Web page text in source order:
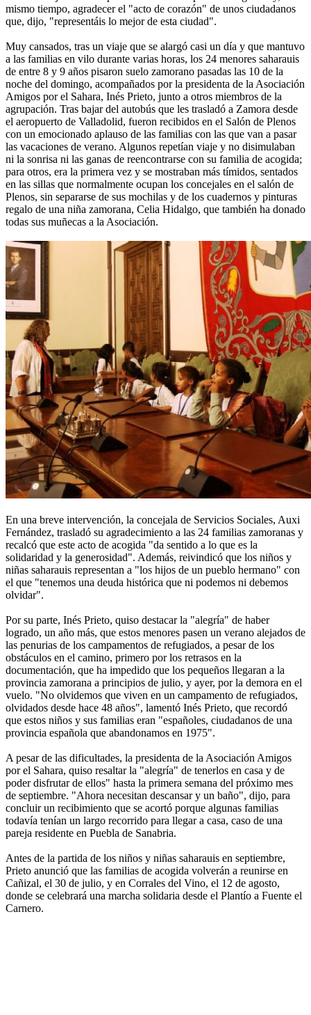
mismo tiempo, agradecer el "acto de corazón" de unos ciudadanos
que, dijo, "representáis lo mejor de esta ciudad".
Muy cansados, tras un viaje que se alargó casi un día y que mantuvo
a las familias en vilo durante varias horas, los 24 menores saharauis
de entre 8 y 9 años pisaron suelo zamorano pasadas las 10 de la
noche del domingo, acompañados por la presidenta de la Asociación
Amigos por el Sahara, Inés Prieto, junto a otros miembros de la
agrupación. Tras bajar del autobús que les trasladó a Zamora desde
el aeropuerto de Valladolid, fueron recibidos en el Salón de Plenos
con un emocionado aplauso de las familias con las que van a pasar
las vacaciones de verano. Algunos repetían viaje y no disimulaban
ni la sonrisa ni las ganas de reencontrarse con su familia de acogida;
para otros, era la primera vez y se mostraban más tímidos, sentados
en las sillas que normalmente ocupan los concejales en el salón de
Plenos, sin separarse de sus mochilas y de los cuadernos y pinturas
regalo de una niña zamorana, Celia Hidalgo, que también ha donado
todas sus muñecas a la Asociación.
En una breve intervención, la concejala de Servicios Sociales, Auxi
Fernández, trasladó su agradecimiento a las 24 familias zamoranas y
recalcó que este acto de acogida "da sentido a lo que es la
solidaridad y la generosidad". Además, reivindicó que los niños y
niñas saharauis representan a "los hijos de un pueblo hermano" con
el que "tenemos una deuda histórica que ni podemos ni debemos
olvidar".
Por su parte, Inés Prieto, quiso destacar la "alegría" de haber
logrado, un año más, que estos menores pasen un verano alejados de
las penurias de los campamentos de refugiados, a pesar de los
obstáculos en el camino, primero por los retrasos en la
documentación, que ha impedido que los pequeños llegaran a la
provincia zamorana a principios de julio, y ayer, por la demora en el
vuelo. "No olvidemos que viven en un campamento de refugiados,
olvidados desde hace 48 años", lamentó Inés Prieto, que recordó
que estos niños y sus familias eran "españoles, ciudadanos de una
provincia española que abandonamos en 1975".
A pesar de las dificultades, la presidenta de la Asociación Amigos
por el Sahara, quiso resaltar la "alegría" de tenerlos en casa y de
poder disfrutar de ellos" hasta la primera semana del próximo mes
de septiembre. "Ahora necesitan descansar y un baño", dijo, para
concluir un recibimiento que se acortó porque algunas familias
todavía tenían un largo recorrido para llegar a casa, caso de una
pareja residente en Puebla de Sanabria.
Antes de la partida de los niños y niñas saharauis en septiembre,
Prieto anunció que las familias de acogida volverán a reunirse en
Cañizal, el 30 de julio, y en Corrales del Vino, el 12 de agosto,
donde se celebrará una marcha solidaria desde el Plantío a Fuente el
Carnero.